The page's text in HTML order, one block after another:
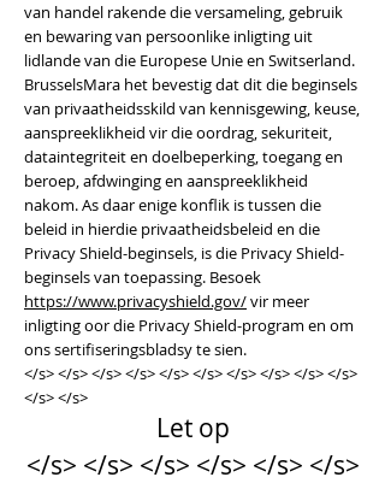
van handel rakende die versameling, gebruik
en bewaring van persoonlike inligting uit
lidlande van die Europese Unie en Switserland.
BrusselsMara het bevestig dat dit die beginsels
van privaatheidsskild van kennisgewing, keuse,
aanspreeklikheid vir die oordrag, sekuriteit,
dataintegriteit en doelbeperking, toegang en
beroep, afdwinging en aanspreeklikheid
nakom. As daar enige konflik is tussen die
beleid in hierdie privaatheidsbeleid en die
Privacy Shield-beginsels, is die Privacy Shield-
beginsels van toepassing. Besoek
https://www.privacyshield.gov/vir meer
inligting oor die Privacy Shield-program en om
ons sertifiseringsbladsy te sien.
</s> </s> </s> </s> </s> </s> </s> </s> </s> </s>
</s> </s>
Let op
</s> </s> </s> </s> </s> </s>